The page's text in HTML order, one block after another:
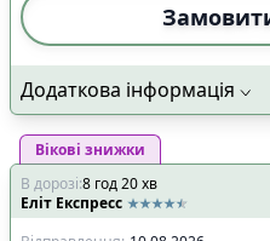
Додаткова інформація
Вікові знижки
В дорозі:8 год20хв
Еліт Експресс